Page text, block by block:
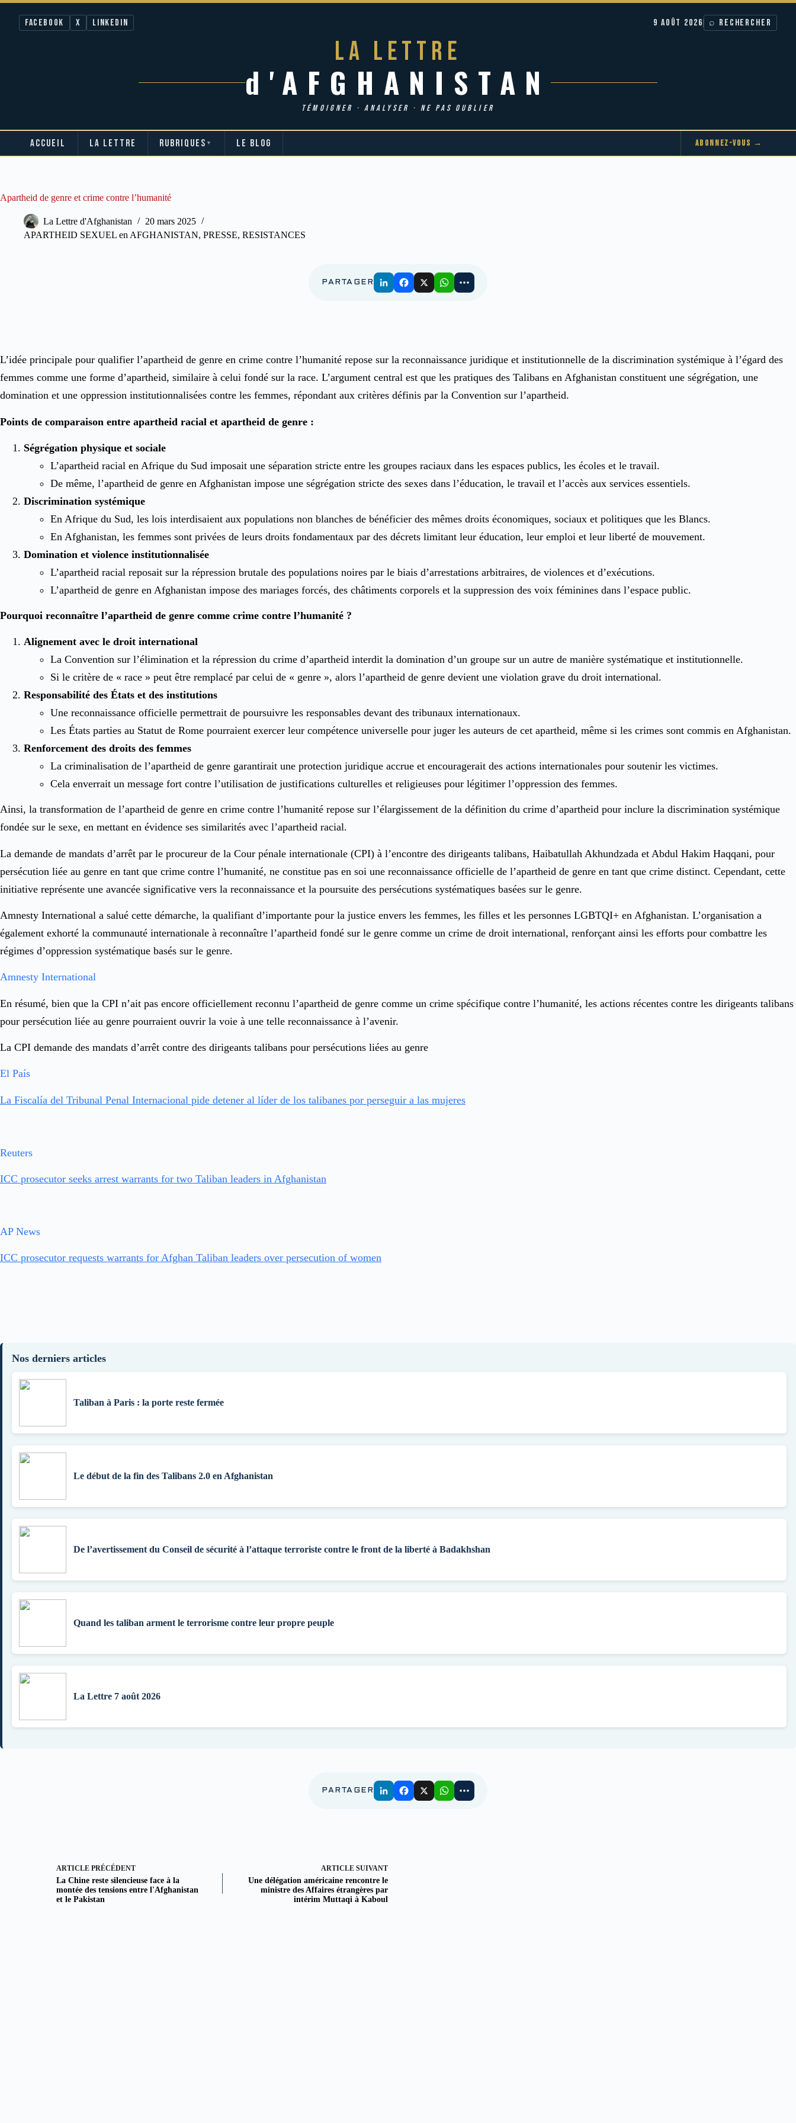
Facebook X LinkedIn 9 AOÛT 2026 ⌕ RECHERCHER
LA LETTRE
d'AFGHANISTAN
TÉMOIGNER · ANALYSER · NE PAS OUBLIER
ACCUEIL LA LETTRE RUBRIQUES ▼ LE BLOG ABONNEZ-VOUS →
Apartheid de genre et crime contre l’humanité
La Lettre d'Afghanistan
20 mars 2025
APARTHEID SEXUEL en AFGHANISTAN, PRESSE, RESISTANCES
PARTAGER
L’idée principale pour qualifier l’apartheid de genre en crime contre l’humanité repose sur la reconnaissance juridique et institutionnelle de la discrimination systémique à l’égard des
femmes comme une forme d’apartheid, similaire à celui fondé sur la race. L’argument central est que les pratiques des Talibans en Afghanistan constituent une ségrégation, une
domination et une oppression institutionnalisées contre les femmes, répondant aux critères définis par la Convention sur l’apartheid.
Points de comparaison entre apartheid racial et apartheid de genre :
Ségrégation physique et sociale
L’apartheid racial en Afrique du Sud imposait une séparation stricte entre les groupes raciaux dans les espaces publics, les écoles et le travail.
De même, l’apartheid de genre en Afghanistan impose une ségrégation stricte des sexes dans l’éducation, le travail et l’accès aux services essentiels.
Discrimination systémique
En Afrique du Sud, les lois interdisaient aux populations non blanches de bénéficier des mêmes droits économiques, sociaux et politiques que les Blancs.
En Afghanistan, les femmes sont privées de leurs droits fondamentaux par des décrets limitant leur éducation, leur emploi et leur liberté de mouvement.
Domination et violence institutionnalisée
L’apartheid racial reposait sur la répression brutale des populations noires par le biais d’arrestations arbitraires, de violences et d’exécutions.
L’apartheid de genre en Afghanistan impose des mariages forcés, des châtiments corporels et la suppression des voix féminines dans l’espace public.
Pourquoi reconnaître l’apartheid de genre comme crime contre l’humanité ?
Alignement avec le droit international
La Convention sur l’élimination et la répression du crime d’apartheid interdit la domination d’un groupe sur un autre de manière systématique et institutionnelle.
Si le critère de « race » peut être remplacé par celui de « genre », alors l’apartheid de genre devient une violation grave du droit international.
Responsabilité des États et des institutions
Une reconnaissance officielle permettrait de poursuivre les responsables devant des tribunaux internationaux.
Les États parties au Statut de Rome pourraient exercer leur compétence universelle pour juger les auteurs de cet apartheid, même si les crimes sont commis en Afghanistan.
Renforcement des droits des femmes
La criminalisation de l’apartheid de genre garantirait une protection juridique accrue et encouragerait des actions internationales pour soutenir les victimes.
Cela enverrait un message fort contre l’utilisation de justifications culturelles et religieuses pour légitimer l’oppression des femmes.
Ainsi, la transformation de l’apartheid de genre en crime contre l’humanité repose sur l’élargissement de la définition du crime d’apartheid pour inclure la discrimination systémique
fondée sur le sexe, en mettant en évidence ses similarités avec l’apartheid racial.
La demande de mandats d’arrêt par le procureur de la Cour pénale internationale (CPI) à l’encontre des dirigeants talibans, Haibatullah Akhundzada et Abdul Hakim Haqqani, pour
persécution liée au genre en tant que crime contre l’humanité, ne constitue pas en soi une reconnaissance officielle de l’apartheid de genre en tant que crime distinct. Cependant, cette
initiative représente une avancée significative vers la reconnaissance et la poursuite des persécutions systématiques basées sur le genre.
Amnesty International a salué cette démarche, la qualifiant d’importante pour la justice envers les femmes, les filles et les personnes LGBTQI+ en Afghanistan. L’organisation a
également exhorté la communauté internationale à reconnaître l’apartheid fondé sur le genre comme un crime de droit international, renforçant ainsi les efforts pour combattre les
régimes d’oppression systématique basés sur le genre.
Amnesty International
En résumé, bien que la CPI n’ait pas encore officiellement reconnu l’apartheid de genre comme un crime spécifique contre l’humanité, les actions récentes contre les dirigeants talibans
pour persécution liée au genre pourraient ouvrir la voie à une telle reconnaissance à l’avenir.
La CPI demande des mandats d’arrêt contre des dirigeants talibans pour persécutions liées au genre
El País
La Fiscalía del Tribunal Penal Internacional pide detener al líder de los talibanes por perseguir a las mujeres
Reuters
ICC prosecutor seeks arrest warrants for two Taliban leaders in Afghanistan
AP News
ICC prosecutor requests warrants for Afghan Taliban leaders over persecution of women
Nos derniers articles
Taliban à Paris : la porte reste fermée
Le début de la fin des Talibans 2.0 en Afghanistan
De l’avertissement du Conseil de sécurité à l’attaque terroriste contre le front de la liberté à Badakhshan
Quand les taliban arment le terrorisme contre leur propre peuple
La Lettre 7 août 2026
PARTAGER
ARTICLE PRÉCÉDENT
La Chine reste silencieuse face à la
montée des tensions entre l'Afghanistan
et le Pakistan
ARTICLE SUIVANT
Une délégation américaine rencontre le
ministre des Affaires étrangères par
intérim Muttaqi à Kaboul